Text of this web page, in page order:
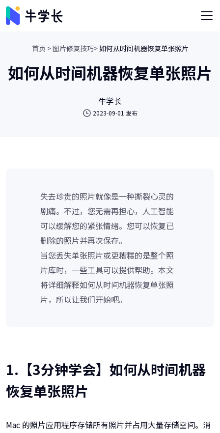
首页 >图片修复技巧>如何从时间机器恢复单张照片
如何从时间机器恢复单张照片
牛学长
2023-09-01 发布
失去珍贵的照片就像是一种撕裂心灵的
剧痛。不过，您无需再担心，人工智能
可以缓解您的紧张情绪。您可以恢复已
删除的照片并再次保存。
当您丢失单张照片或更糟糕的是整个照
片库时，一些工具可以提供帮助。本文
将详细解释如何从时间机器恢复单张照
片，所以让我们开始吧。
1.【3分钟学会】如何从时间机器
恢复单张照片
Mac 的照片应用程序存储所有照片并占用大量存储空间。消